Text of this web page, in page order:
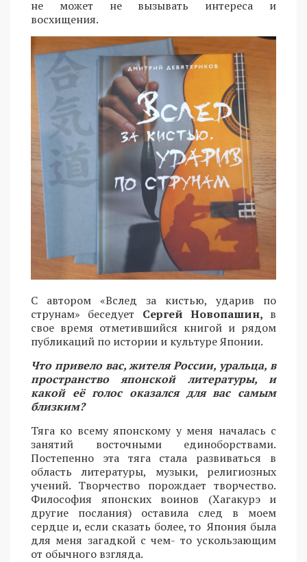
не может не вызывать интереса и
восхищения.
С автором «Вслед за кистью, ударив по
струнам» беседует Сергей Новопашин, в
свое время отметившийся книгой и рядом
публикаций по истории и культуре Японии.
Что привело вас, жителя России, уральца, в
пространство японской литературы, и
какой её голос оказался для вас самым
близким?
Тяга ко всему японскому у меня началась с
занятий восточными единоборствами.
Постепенно эта тяга стала развиваться в
область литературы, музыки, религиозных
учений. Творчество порождает творчество.
Философия японских воинов (Хагакурэ и
другие послания) оставила след в моем
сердце и, если сказать более, то Япония была
для меня загадкой с чем- то ускользающим
от обычного взгляда.